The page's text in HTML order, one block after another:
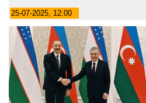
25-07-2025, 12:00